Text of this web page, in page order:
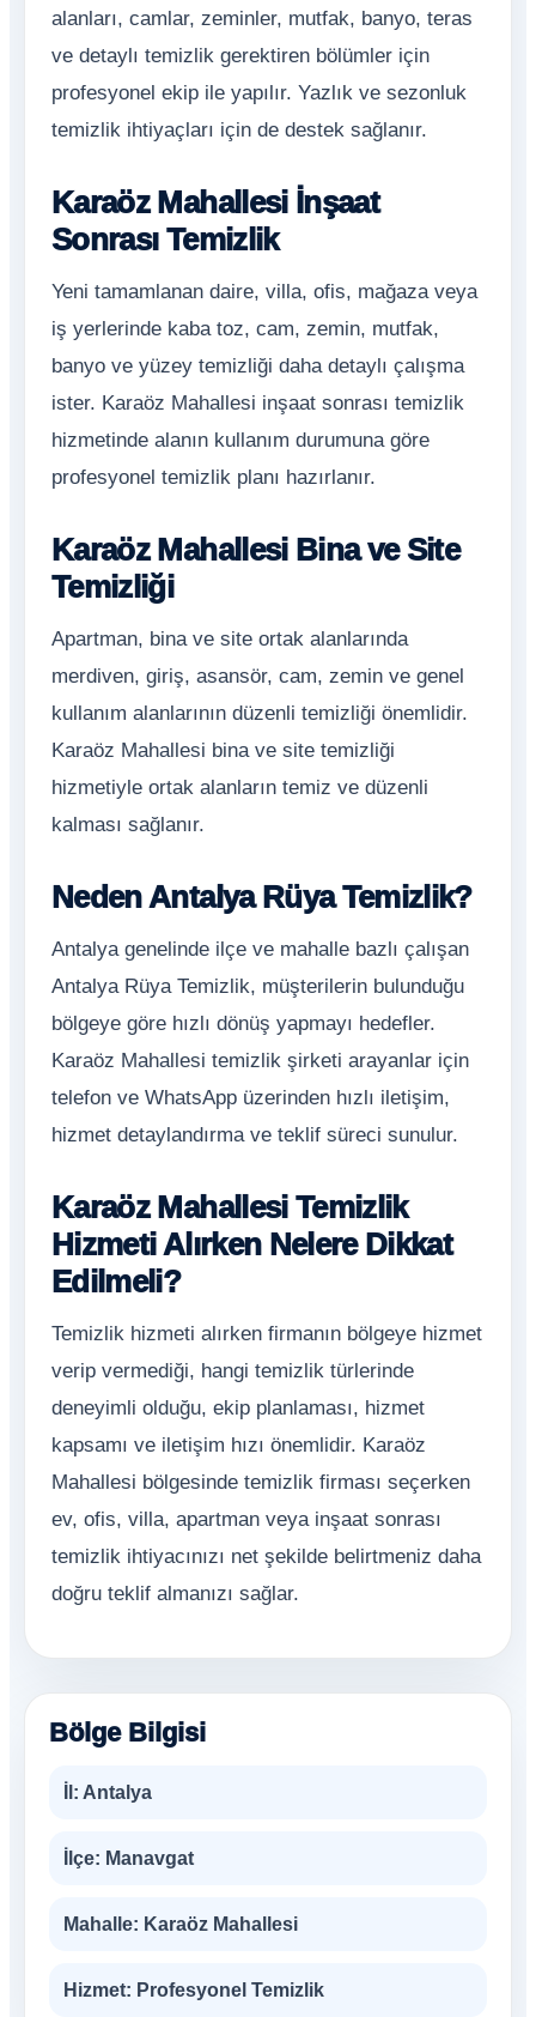
alanları, camlar, zeminler, mutfak, banyo, teras
ve detaylı temizlik gerektiren bölümler için
profesyonel ekip ile yapılır. Yazlık ve sezonluk
temizlik ihtiyaçları için de destek sağlanır.
Karaöz Mahallesi İnşaat
Sonrası Temizlik
Yeni tamamlanan daire, villa, ofis, mağaza veya
iş yerlerinde kaba toz, cam, zemin, mutfak,
banyo ve yüzey temizliği daha detaylı çalışma
ister. Karaöz Mahallesi inşaat sonrası temizlik
hizmetinde alanın kullanım durumuna göre
profesyonel temizlik planı hazırlanır.
Karaöz Mahallesi Bina ve Site
Temizliği
Apartman, bina ve site ortak alanlarında
merdiven, giriş, asansör, cam, zemin ve genel
kullanım alanlarının düzenli temizliği önemlidir.
Karaöz Mahallesi bina ve site temizliği
hizmetiyle ortak alanların temiz ve düzenli
kalması sağlanır.
Neden Antalya Rüya Temizlik?
Antalya genelinde ilçe ve mahalle bazlı çalışan
Antalya Rüya Temizlik, müşterilerin bulunduğu
bölgeye göre hızlı dönüş yapmayı hedefler.
Karaöz Mahallesi temizlik şirketi arayanlar için
telefon ve WhatsApp üzerinden hızlı iletişim,
hizmet detaylandırma ve teklif süreci sunulur.
Karaöz Mahallesi Temizlik
Hizmeti Alırken Nelere Dikkat
Edilmeli?
Temizlik hizmeti alırken firmanın bölgeye hizmet
verip vermediği, hangi temizlik türlerinde
deneyimli olduğu, ekip planlaması, hizmet
kapsamı ve iletişim hızı önemlidir. Karaöz
Mahallesi bölgesinde temizlik firması seçerken
ev, ofis, villa, apartman veya inşaat sonrası
temizlik ihtiyacınızı net şekilde belirtmeniz daha
doğru teklif almanızı sağlar.
Bölge Bilgisi
İl: Antalya
İlçe: Manavgat
Mahalle: Karaöz Mahallesi
Hizmet: Profesyonel Temizlik